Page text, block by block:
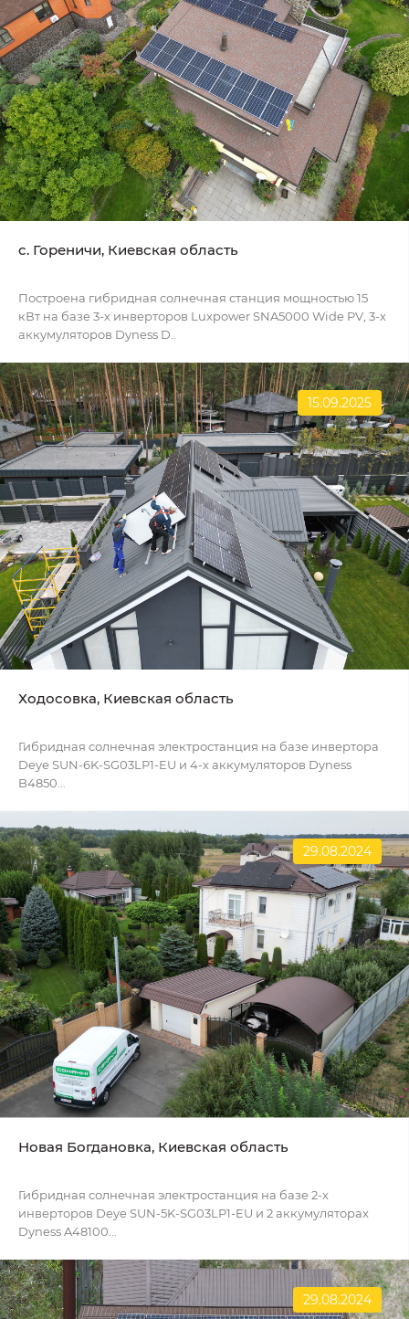
c. Гореничи, Киевская область
Построена гибридная солнечная станция мощностью 15
кВт на базе 3-х инверторов Luxpower SNA5000 Wide PV, 3-х
аккумуляторов Dyness D..
15.09.2025
Ходосовка, Киевская область
Гибридная солнечная электростанция на базе инвертора
Deye SUN-6K-SG03LP1-EU и 4-х аккумуляторов Dyness
B4850...
29.08.2024
Новая Богдановка, Киевская область
Гибридная солнечная электростанция на базе 2-х
инверторов Deye SUN-5K-SG03LP1-EU и 2 аккумуляторах
Dyness A48100...
29.08.2024